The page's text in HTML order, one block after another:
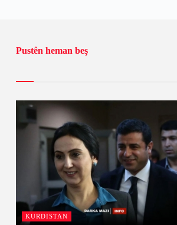
Pustên heman beş
KURDISTAN